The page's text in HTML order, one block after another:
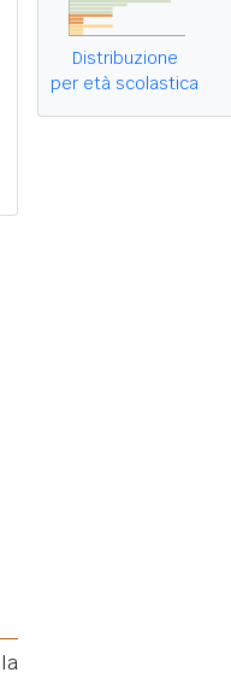
Distribuzione
per età scolastica